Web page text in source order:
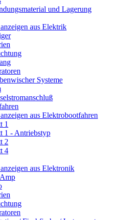
und Lagerung
aus Elektrik
Systeme
aus Elektrobootfahren
1
1 - Antriebstyp
2
4
aus Elektronik